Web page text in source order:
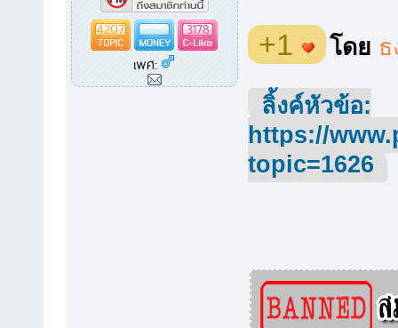
4207
3178
เพศ:
+1 โดย
ลิ้งค์หัวข้อ:
https://
topic=1626